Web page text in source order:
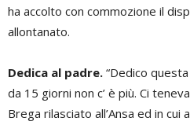
ha accolto con commozione il
allontanato.
Dedica al padre. “Dedico
da 15 giorni non c’ è più. Ci
Brega rilasciato all’Ansa ed in cui